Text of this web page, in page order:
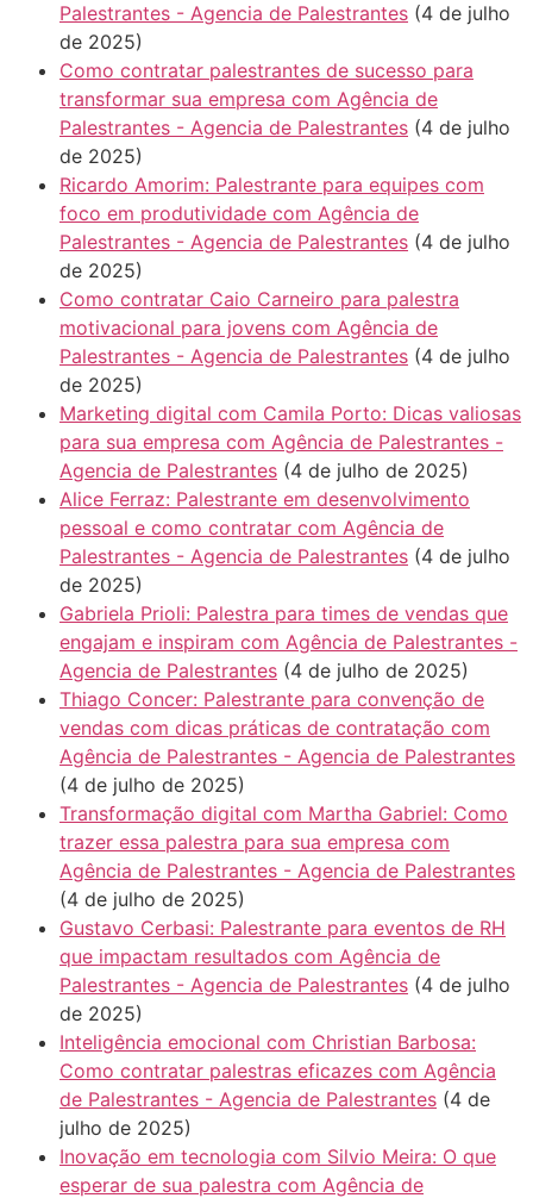
Palestrantes - Agencia de Palestrantes (4 de julho
de 2025)
Como contratar palestrantes de sucesso para
transformar sua empresa com Agência de
Palestrantes - Agencia de Palestrantes (4 de julho
de 2025)
Ricardo Amorim: Palestrante para equipes com
foco em produtividade com Agência de
Palestrantes - Agencia de Palestrantes (4 de julho
de 2025)
Como contratar Caio Carneiro para palestra
motivacional para jovens com Agência de
Palestrantes - Agencia de Palestrantes (4 de julho
de 2025)
Marketing digital com Camila Porto: Dicas valiosas
para sua empresa com Agência de Palestrantes -
Agencia de Palestrantes (4 de julho de 2025)
Alice Ferraz: Palestrante em desenvolvimento
pessoal e como contratar com Agência de
Palestrantes - Agencia de Palestrantes (4 de julho
de 2025)
Gabriela Prioli: Palestra para times de vendas que
engajam e inspiram com Agência de Palestrantes -
Agencia de Palestrantes (4 de julho de 2025)
Thiago Concer: Palestrante para convenção de
vendas com dicas práticas de contratação com
Agência de Palestrantes - Agencia de Palestrantes
(4 de julho de 2025)
Transformação digital com Martha Gabriel: Como
trazer essa palestra para sua empresa com
Agência de Palestrantes - Agencia de Palestrantes
(4 de julho de 2025)
Gustavo Cerbasi: Palestrante para eventos de RH
que impactam resultados com Agência de
Palestrantes - Agencia de Palestrantes (4 de julho
de 2025)
Inteligência emocional com Christian Barbosa:
Como contratar palestras eficazes com Agência
de Palestrantes - Agencia de Palestrantes (4 de
julho de 2025)
Inovação em tecnologia com Silvio Meira: O que
esperar de sua palestra com Agência de